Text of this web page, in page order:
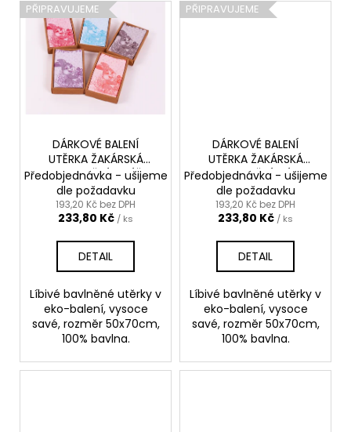
PŘIPRAVUJEME
DÁRKOVÉ BALENÍ
UTĚRKA ŽAKÁRSKÁ
VELIKONOČNÍ ZAJÍČCI
50x70 SADA 2 KS
Předobjednávka - ušijeme
dle požadavku
193,20 Kč bez DPH
233,80 Kč / ks
DETAIL
Líbivé bavlněné utěrky v
eko-balení, vysoce
savé, rozměr 50x70cm,
100% bavlna.
PŘIPRAVUJEME
DÁRKOVÉ BALENÍ
UTĚRKA ŽAKÁRSKÁ
VELIKONOČNÍ SLÍPKY
50x70
Předobjednávka - ušijeme
dle požadavku
193,20 Kč bez DPH
233,80 Kč / ks
DETAIL
Líbivé bavlněné utěrky v
eko-balení, vysoce
savé, rozměr 50x70cm,
100% bavlna.